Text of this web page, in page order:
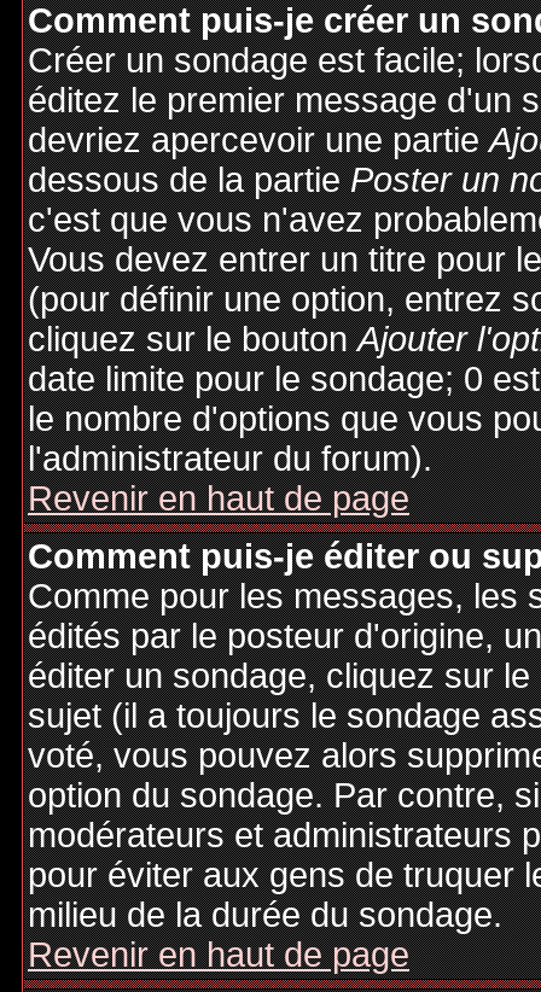
Comment puis-je créer un
Créer un sondage est facile;
éditez le premier message d'un
devriez apercevoir une partie
dessous de la partiePoster un
c'est que vous n'avez
Vous devez entrer un titre pour
(pour définir une option, entrez
cliquez sur le boutonAjouter
date limite pour le sondage; 0
le nombre d'options que vous
l'administrateur du forum).
Revenir en haut de page
Comment puis-je éditer ou
Comme pour les messages, les
édités par le posteur d'origine,
éditer un sondage, cliquez sur
sujet (il a toujours le sondage
voté, vous pouvez alors
option du sondage. Par contre,
modérateurs et administrateurs
pour éviter aux gens de truquer
milieu de la durée du sondage.
Revenir en haut de page